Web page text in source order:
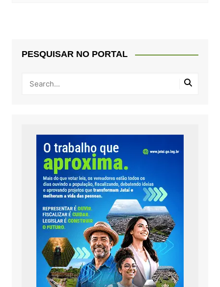
PESQUISAR NO PORTAL